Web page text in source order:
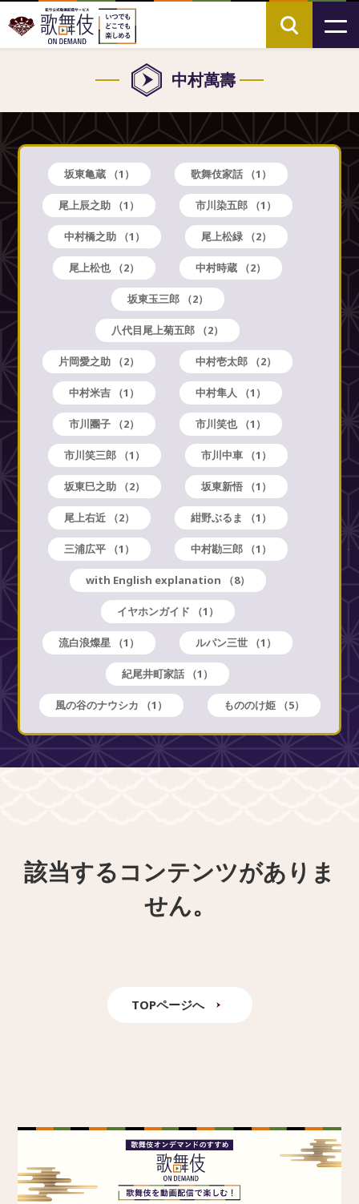
中村萬壽
坂東亀蔵 （1） 歌舞伎家話 （1）
尾上辰之助 （1） 市川染五郎 （1）
中村橋之助 （1） 尾上松緑 （2）
尾上松也 （2） 中村時蔵 （2）
坂東玉三郎 （2）
八代目尾上菊五郎 （2）
片岡愛之助 （2） 中村壱太郎 （2）
中村米吉 （1） 中村隼人 （1）
市川團子 （2） 市川笑也 （1）
市川笑三郎 （1） 市川中車 （1）
坂東巳之助 （2） 坂東新悟 （1）
尾上右近 （2） 紺野ぶるま （1）
三浦広平 （1） 中村勘三郎 （1）
with English explanation （8）
イヤホンガイド （1）
流白浪燦星 （1） ルパン三世 （1）
紀尾井町家話 （1）
風の谷のナウシカ （1） もののけ姫 （5）
該当するコンテンツがありま
せん。
TOPページへ